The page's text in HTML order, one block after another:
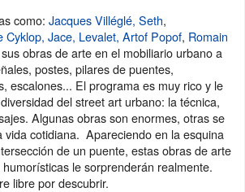
como: Jacques Villéglé, Seth,
Cyklop, Jace, Levalet, Artof Popof, Romain
obras de arte en el mobiliario urbano a
postes, pilares de puentes,
escalones... El programa es muy rico y le
del street art urbano: la técnica,
Algunas obras son enormes, otras se
vida cotidiana. Apareciendo en la esquina
de un puente, estas obras de arte
le sorprenderán realmente.
libre por descubrir.